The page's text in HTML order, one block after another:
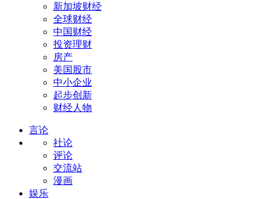
新加坡财经
全球财经
中国财经
投资理财
房产
美国股市
中小企业
起步创新
财经人物
言论
社论
评论
交流站
漫画
娱乐